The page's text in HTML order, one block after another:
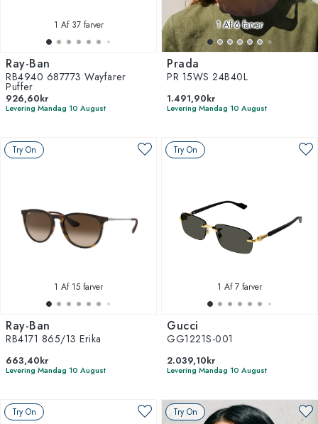
1 Af 37 farver
Ray-Ban
RB4940 687773 Wayfarer
Puffer
926,60kr
Levering Mandag 10 August
1Af 6 farver
Prada
PR 15WS 24B40L
1.491,90kr
Levering Mandag 10 August
Try On
1 Af 15 farver
Ray-Ban
RB4171 865/13 Erika
663,40kr
Levering Mandag 10 August
Try On
1 Af 7 farver
Gucci
GG1221S-001
2.039,10kr
Levering Mandag 10 August
Try On Try On